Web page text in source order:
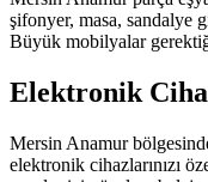
şifonyer, masa, sandalye
Büyük mobilyalar
Elektronik
Mersin Anamur
elektronik cihazlarınızı